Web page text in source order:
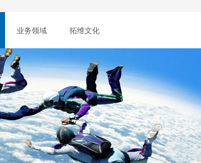
业务领域 拓维文化